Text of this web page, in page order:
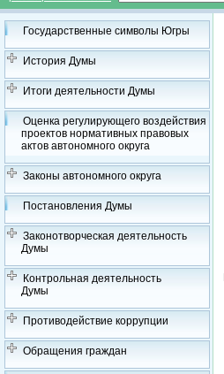
Государственные символы Югры
История Думы
Итоги деятельности Думы
Оценка регулирующего воздействия
проектов нормативных правовых
актов автономного округа
Законы автономного округа
Постановления Думы
Законотворческая деятельность
Думы
Контрольная деятельность
Думы
Противодействие коррупции
Обращения граждан